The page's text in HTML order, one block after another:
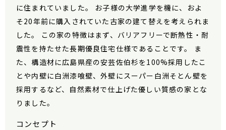
に住まれていました。 お子様の大学進学を機に、およ
そ20年前に購入されていた古家の建て替えを考えられま
した。 この家の特徴はまず、バリアフリーで断熱性・耐
震性を持たせた長期優良住宅仕様であることです。 ま
た、構造材に広島県産の安芸佐伯杉を100%採用したこ
とや内壁に白洲漆喰壁、外壁にスーパー白洲そとん壁を
採用するなど、自然素材で仕上げた優しい質感の家とな
りました。
コンセプト